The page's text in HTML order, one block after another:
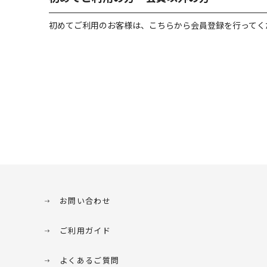
初めてご利用のお客様は、こちらから会員登録を行って
お問い合わせ
ご利用ガイド
よくあるご質問